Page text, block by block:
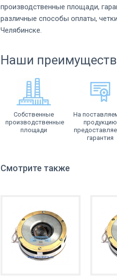
производственные площади,
различные способы оплаты,
Челябинске.
Наши
Собственные
производственные
площади
На
продукцию
гарантия
Смотрите также